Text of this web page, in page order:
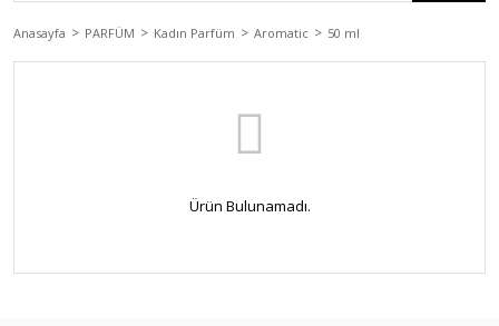
Anasayfa PARFÜM Kadın Parfüm Aromatic 50 ml
Ürün Bulunamadı.